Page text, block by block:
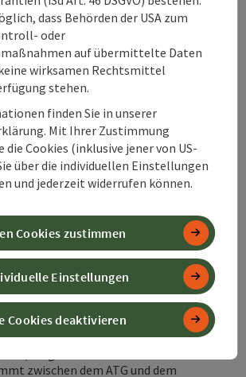
übliche Unterkunfts-Klassifizierung
einen unverbindlichen Hinweis auf
Standard. Die in den Unterlagen oder
des ATG angeführte Unterkunfts-
beruht ausschließlich auf Basis des
der
(zB Wirtschaftskammer). Alle
beruhen auf Eigenangaben der
(siehe Punkt 5.3.).
Kunden den Erwerb von
an, die bei den auf der Website
(nachfolgend kurz
zwischen dem ATG und dem
dass Behörden der USA zum
oder
auf übermittelte Daten
wirksamen Rechtsmittel
stehen.
finden Sie in unserer
Mit Ihrer Zustimmung
die Cookies (inklusive jener von US-
über die individuellen Einstellungen
und jederzeit widerrufen können.
Cookies deaktivieren
Einstellungen
Cookies zustimmen